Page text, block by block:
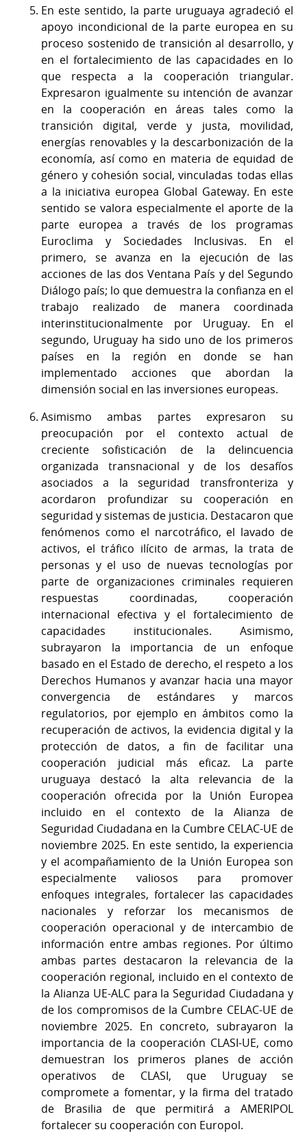
En este sentido, la parte uruguaya agradeció el
apoyo incondicional de la parte europea en su
proceso sostenido de transición al desarrollo, y
en el fortalecimiento de las capacidades en lo
que respecta a la cooperación triangular.
Expresaron igualmente su intención de avanzar
en la cooperación en áreas tales como la
transición digital, verde y justa, movilidad,
energías renovables y la descarbonización de la
economía, así como en materia de equidad de
género y cohesión social, vinculadas todas ellas
a la iniciativa europea Global Gateway. En este
sentido se valora especialmente el aporte de la
parte europea a través de los programas
Euroclima y Sociedades Inclusivas. En el
primero, se avanza en la ejecución de las
acciones de las dos Ventana País y del Segundo
Diálogo país; lo que demuestra la confianza en el
trabajo realizado de manera coordinada
interinstitucionalmente por Uruguay. En el
segundo, Uruguay ha sido uno de los primeros
países en la región en donde se han
implementado acciones que abordan la
dimensión social en las inversiones europeas.
Asimismo ambas partes expresaron su
preocupación por el contexto actual de
creciente sofisticación de la delincuencia
organizada transnacional y de los desafíos
asociados a la seguridad transfronteriza y
acordaron profundizar su cooperación en
seguridad y sistemas de justicia. Destacaron que
fenómenos como el narcotráfico, el lavado de
activos, el tráfico ilícito de armas, la trata de
personas y el uso de nuevas tecnologías por
parte de organizaciones criminales requieren
respuestas coordinadas, cooperación
internacional efectiva y el fortalecimiento de
capacidades institucionales. Asimismo,
subrayaron la importancia de un enfoque
basado en el Estado de derecho, el respeto a los
Derechos Humanos y avanzar hacia una mayor
convergencia de estándares y marcos
regulatorios, por ejemplo en ámbitos como la
recuperación de activos, la evidencia digital y la
protección de datos, a fin de facilitar una
cooperación judicial más eficaz. La parte
uruguaya destacó la alta relevancia de la
cooperación ofrecida por la Unión Europea
incluido en el contexto de la Alianza de
Seguridad Ciudadana en la Cumbre CELAC-UE de
noviembre 2025. En este sentido, la experiencia
y el acompañamiento de la Unión Europea son
especialmente valiosos para promover
enfoques integrales, fortalecer las capacidades
nacionales y reforzar los mecanismos de
cooperación operacional y de intercambio de
información entre ambas regiones. Por último
ambas partes destacaron la relevancia de la
cooperación regional, incluido en el contexto de
la Alianza UE-ALC para la Seguridad Ciudadana y
de los compromisos de la Cumbre CELAC-UE de
noviembre 2025. En concreto, subrayaron la
importancia de la cooperación CLASI-UE, como
demuestran los primeros planes de acción
operativos de CLASI, que Uruguay se
compromete a fomentar, y la firma del tratado
de Brasilia de que permitirá a AMERIPOL
fortalecer su cooperación con Europol.